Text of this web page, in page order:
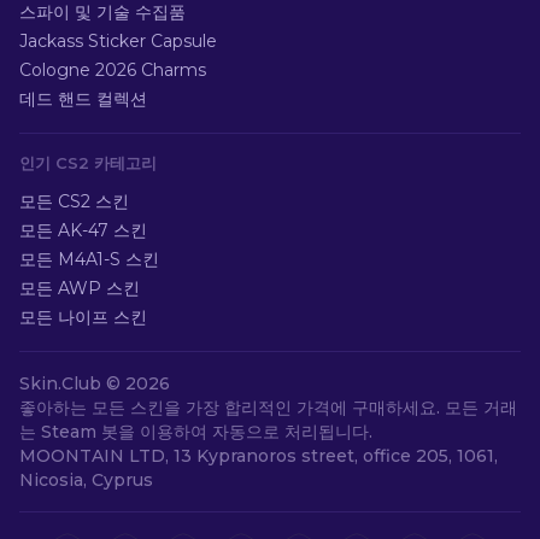
스파이 및 기술 수집품
Jackass Sticker Capsule
Cologne 2026 Charms
데드 핸드 컬렉션
인기 CS2 카테고리
모든 CS2 스킨
모든 AK-47 스킨
모든 M4A1-S 스킨
모든 AWP 스킨
모든 나이프 스킨
Skin.Club © 2026
좋아하는 모든 스킨을 가장 합리적인 가격에 구매하세요. 모든 거래
는 Steam 봇을 이용하여 자동으로 처리됩니다.
MOONTAIN LTD, 13 Kypranoros street, office 205, 1061,
Nicosia, Cyprus